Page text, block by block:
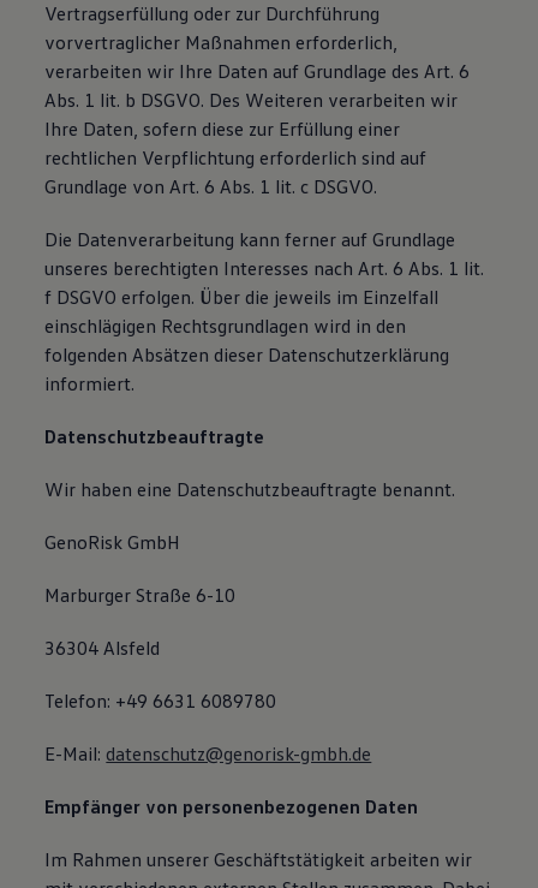
Vertragserfüllung oder zur Durchführung
vorvertraglicher Maßnahmen erforderlich,
verarbeiten wir Ihre Daten auf Grundlage des Art. 6
Abs. 1 lit. b DSGVO. Des Weiteren verarbeiten wir
Ihre Daten, sofern diese zur Erfüllung einer
rechtlichen Verpflichtung erforderlich sind auf
Grundlage von Art. 6 Abs. 1 lit. c DSGVO.
Die Datenverarbeitung kann ferner auf Grundlage
unseres berechtigten Interesses nach Art. 6 Abs. 1 lit.
f DSGVO erfolgen. Über die jeweils im Einzelfall
einschlägigen Rechtsgrundlagen wird in den
folgenden Absätzen dieser Datenschutzerklärung
informiert.
Datenschutzbeauftragte
Wir haben eine Datenschutzbeauftragte benannt.
GenoRisk GmbH
Marburger Straße 6-10
36304 Alsfeld
Telefon: +49 6631 6089780
E-Mail: datenschutz@genorisk-gmbh.de
Empfänger von personenbezogenen Daten
Im Rahmen unserer Geschäftstätigkeit arbeiten wir